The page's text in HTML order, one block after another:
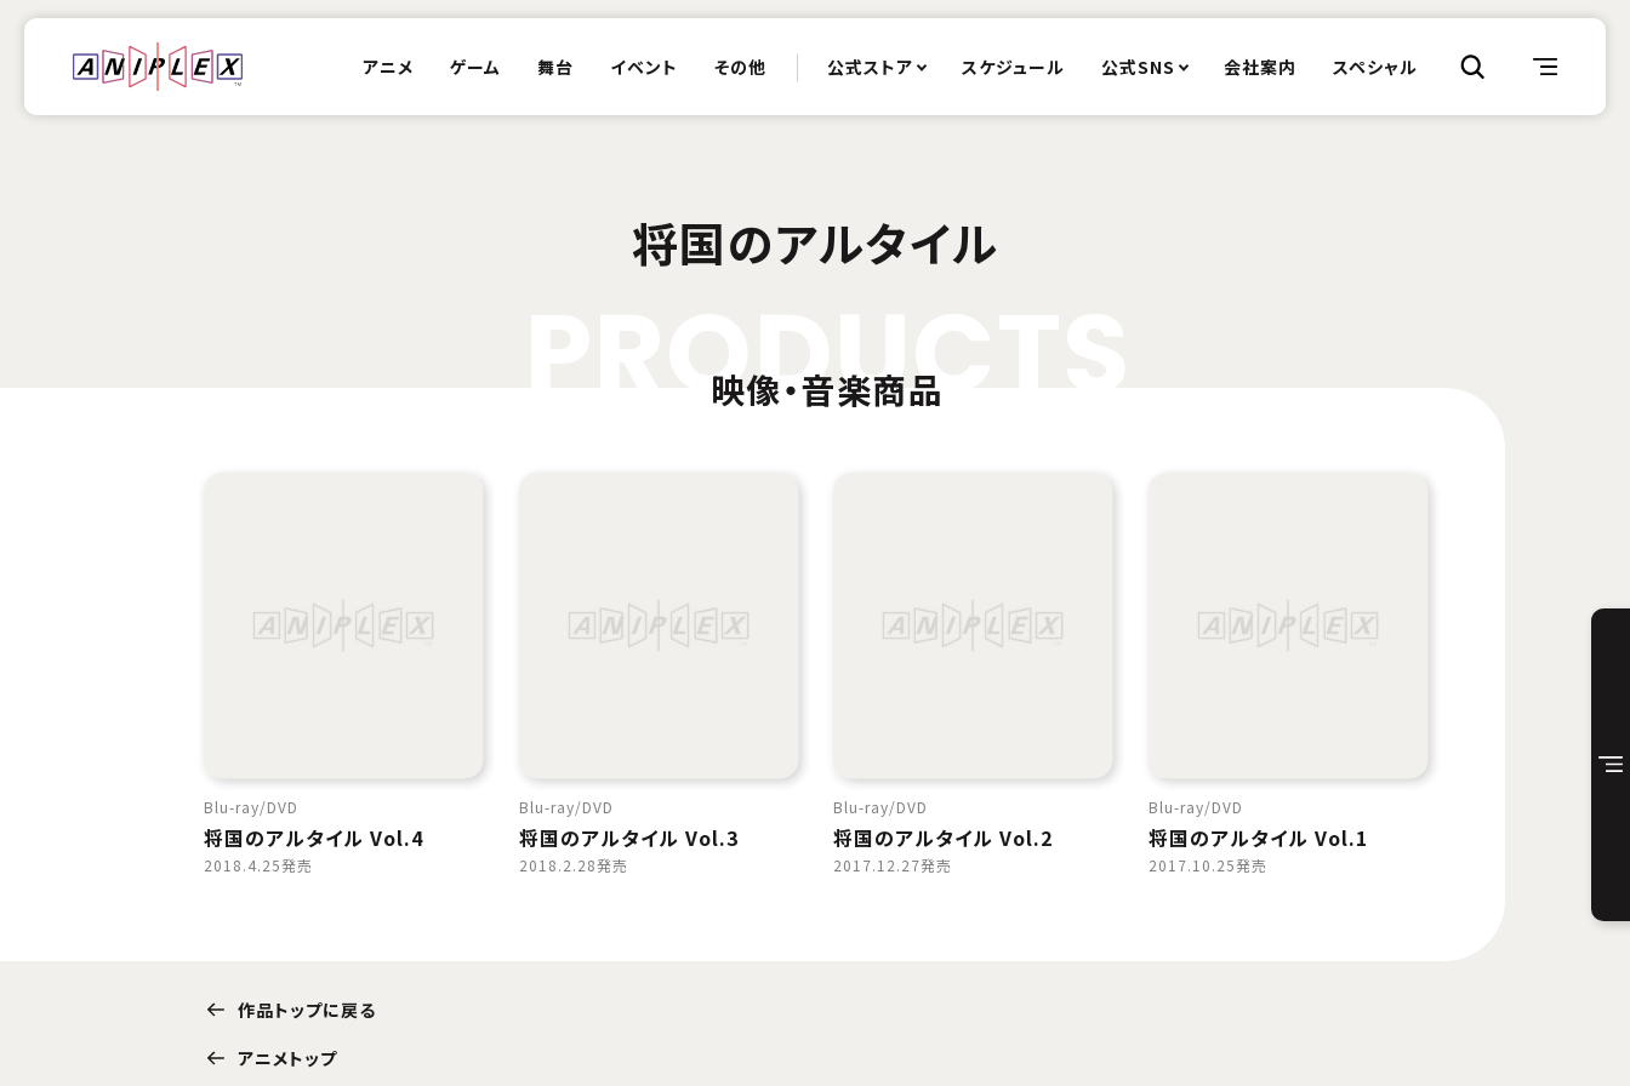
アニメ ゲーム 舞台 イベント その他 公式ストア スケジュール 公式SNS 会社案内 スペシャル
将国のアルタイル
ODUC
映像・音楽商品
Blu-ray DVD
将国のアルタイル Vol.4
2018.4.25発売
Blu-ray DVD
将国のアルタイル Vol.3
2018.2.28発売
Blu-ray DVD
将国のアルタイル Vol.2
2017.12.27発売
Blu-ray DVD
将国のアルタイル Vol.1
2017.10.25発売
作品トップに戻る
アニメトップ